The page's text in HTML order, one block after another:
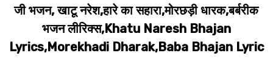
जी भजन, खाटू नरेश,हारे का सहारा,मोरछड़ी धारक,बर्बरीक
भजन लीरिक्स,Khatu Naresh Bhajan
Lyrics,Morekhadi Dharak,Baba Bhajan Lyric